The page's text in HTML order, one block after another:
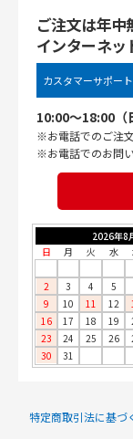
ご注文は年中
インターネッ
カスタマーサポート
10:00〜18:00（
※お電話でのご注
※お電話でのお問
2026年8
日
月 火 水
2
3 4 5
9
10 11 12
16
17 18 19
23
24 25 26
30
31
特定商取引法に基づ